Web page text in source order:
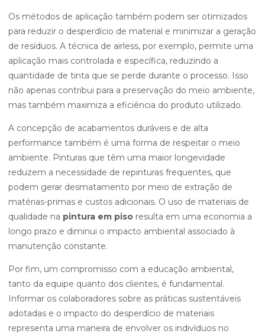
Os métodos de aplicação também podem ser otimizados
para reduzir o desperdício de material e minimizar a geração
de resíduos. A técnica de airless, por exemplo, permite uma
aplicação mais controlada e específica, reduzindo a
quantidade de tinta que se perde durante o processo. Isso
não apenas contribui para a preservação do meio ambiente,
mas também maximiza a eficiência do produto utilizado.
A concepção de acabamentos duráveis e de alta
performance também é uma forma de respeitar o meio
ambiente. Pinturas que têm uma maior longevidade
reduzem a necessidade de repinturas frequentes, que
podem gerar desmatamento por meio de extração de
matérias-primas e custos adicionais. O uso de materiais de
qualidade na pintura em piso resulta em uma economia a
longo prazo e diminui o impacto ambiental associado à
manutenção constante.
Por fim, um compromisso com a educação ambiental,
tanto da equipe quanto dos clientes, é fundamental.
Informar os colaboradores sobre as práticas sustentáveis
adotadas e o impacto do desperdício de materiais
representa uma maneira de envolver os indivíduos no